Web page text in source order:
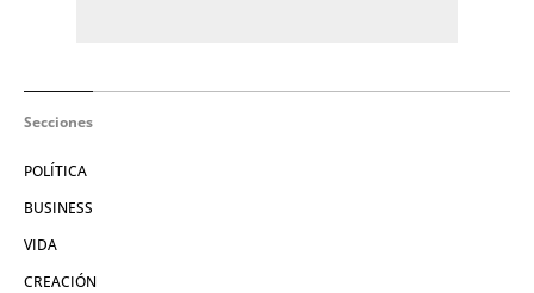
Secciones
POLÍTICA
BUSINESS
VIDA
CREACIÓN